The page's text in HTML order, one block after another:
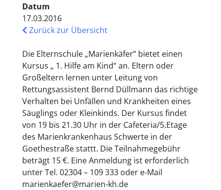
Datum
17.03.2016
Zurück zur Übersicht
Die Elternschule „Marienkäfer“ bietet einen
Kursus „ 1. Hilfe am Kind“ an. Eltern oder
Großeltern lernen unter Leitung von
Rettungsassistent Bernd Düllmann das richtige
Verhalten bei Unfällen und Krankheiten eines
Säuglings oder Kleinkinds. Der Kursus findet
von 19 bis 21.30 Uhr in der Cafeteria/5.Etage
des Marienkrankenhaus Schwerte in der
Goethestraße stattt. Die Teilnahmegebühr
beträgt 15 €. Eine Anmeldung ist erforderlich
unter Tel. 02304 – 109 333 oder e-Mail
marienkaefer@marien-kh.de